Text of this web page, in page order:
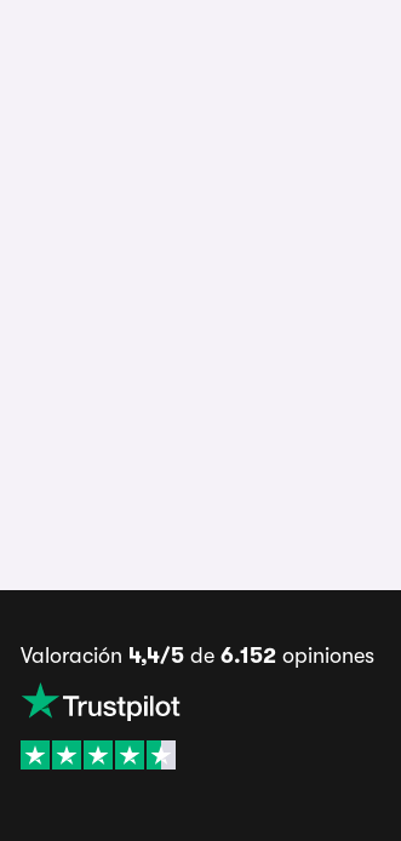
Valoración 4,4/5de 6.152opiniones